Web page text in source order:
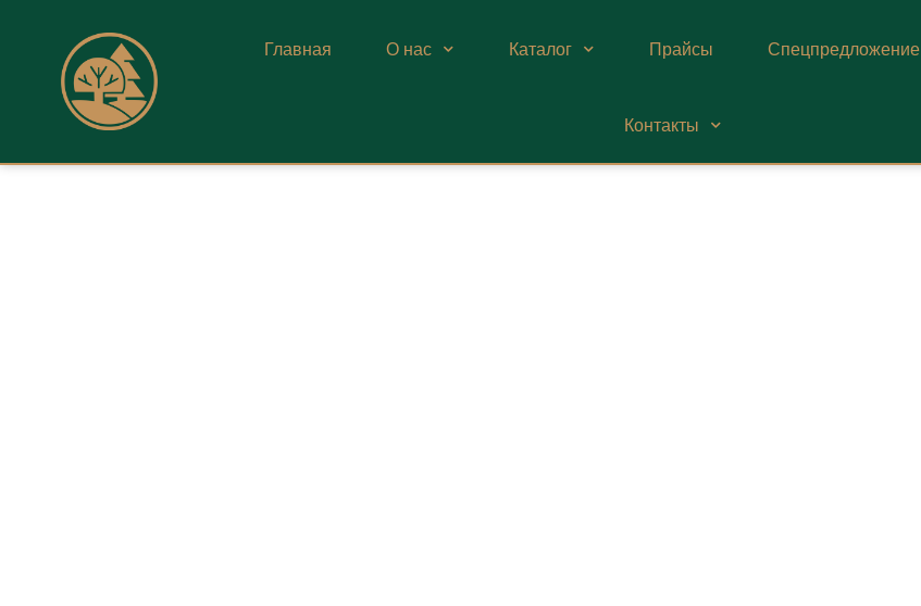
Главная О нас Каталог Прайсы Спецпредложение
Контакты